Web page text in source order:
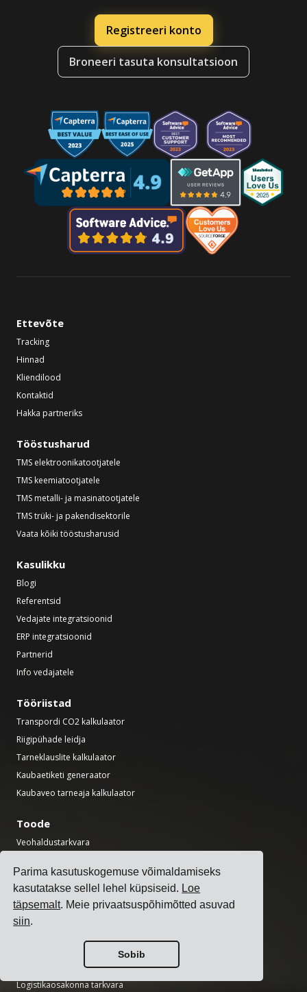
Parima kasutuskogemuse võimaldamiseks
kasutatakse sellel lehel küpsiseid. Loe
täpsemalt. Meie privaatsuspõhimõtted asuvad
siin.
Sobib
Registreeri konto
Broneeri tasuta konsultatsioon
Ettevõte
Tracking
Hinnad
Kliendilood
Kontaktid
Hakka partneriks
Tööstusharud
TMS elektroonikatootjatele
TMS keemiatootjatele
TMS metalli- ja masinatootjatele
TMS trüki- ja pakendisektorile
Vaata kõiki tööstusharusid
Kasulikku
Blogi
Referentsid
Vedajate integratsioonid
ERP integratsioonid
Partnerid
Info vedajatele
Tööriistad
Transpordi CO2 kalkulaator
Riigipühade leidja
Tarneklauslite kalkulaator
Kaubaetiketi generaator
Kaubaveo tarneaja kalkulaator
Toode
Veohaldustarkvara
Veolisatasude haldamise tarkvara
Carrier Integration Software
Freight Management Software
Laolaadimiste broneerimistarkvara
Logistikaosakonna tarkvara